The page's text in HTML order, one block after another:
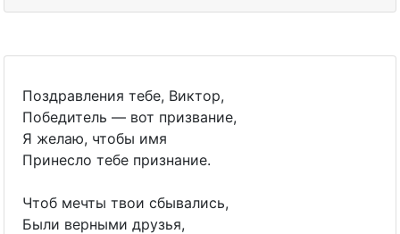
Поздравления тебе, Виктор,
Победитель — вот призвание,
Я желаю, чтобы имя
Принесло тебе признание.
Чтоб мечты твои сбывались,
Были верными друзья,